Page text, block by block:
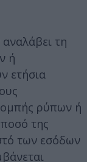
τη
ή
ετήσια
ρύπων ή
της
των εσόδων